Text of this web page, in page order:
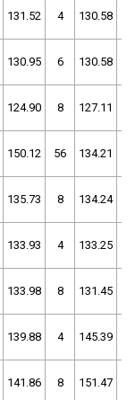
131.52 4 130.58
130.95 6 130.58
124.90 8 127.11
150.12 56 134.21
135.73 8 134.24
133.93 4 133.25
133.98 8 131.45
139.88 4 145.39
141.86 8 151.47